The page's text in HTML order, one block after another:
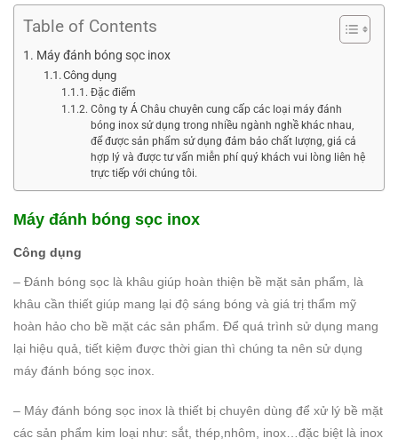
Table of Contents
Máy đánh bóng sọc inox
Công dụng
Đặc điểm
Công ty Á Châu chuyên cung cấp các loại máy đánh
bóng inox sử dụng trong nhiều ngành nghề khác nhau,
để được sản phẩm sử dụng đảm bảo chất lượng, giá cả
hợp lý và được tư vấn miễn phí quý khách vui lòng liên hệ
trực tiếp với chúng tôi.
Máy đánh bóng sọc inox
Công dụng
– Đánh bóng sọc là khâu giúp hoàn thiện bề mặt sản phẩm, là
khâu cần thiết giúp mang lại độ sáng bóng và giá trị thẩm mỹ
hoàn hảo cho bề mặt các sản phẩm. Để quá trình sử dụng mang
lại hiệu quả, tiết kiệm được thời gian thì chúng ta nên sử dụng
máy đánh bóng sọc inox.
– Máy đánh bóng sọc inox là thiết bị chuyên dùng để xử lý bề mặt
các sản phẩm kim loại như: sắt, thép,nhôm, inox…đặc biệt là inox